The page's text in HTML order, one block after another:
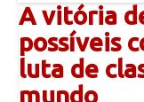
A vitória
possíveis
luta de
mundo